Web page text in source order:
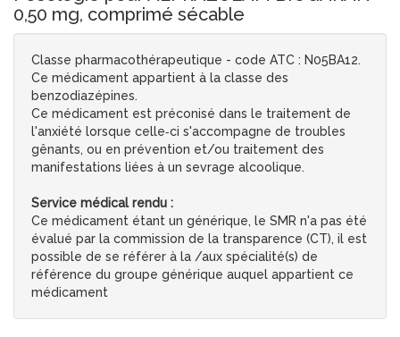
0,50 mg, comprimé sécable
Classe pharmacothérapeutique - code ATC : N05BA12.
Ce médicament appartient à la classe des
benzodiazépines.
Ce médicament est préconisé dans le traitement de
l'anxiété lorsque celle‑ci s'accompagne de troubles
gênants, ou en prévention et/ou traitement des
manifestations liées à un sevrage alcoolique.
Service médical rendu :
Ce médicament étant un générique, le SMR n'a pas été
évalué par la commission de la transparence (CT), il est
possible de se référer à la /aux spécialité(s) de
référence du groupe générique auquel appartient ce
médicament